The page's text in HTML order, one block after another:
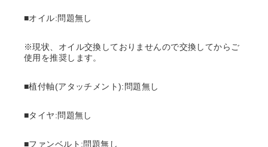
■オイル:問題無し
※現状、オイル交換しておりませんので交換してからご
使用を推奨します。
■植付軸(アタッチメント):問題無し
■タイヤ:問題無し
■ファンベルト:問題無し